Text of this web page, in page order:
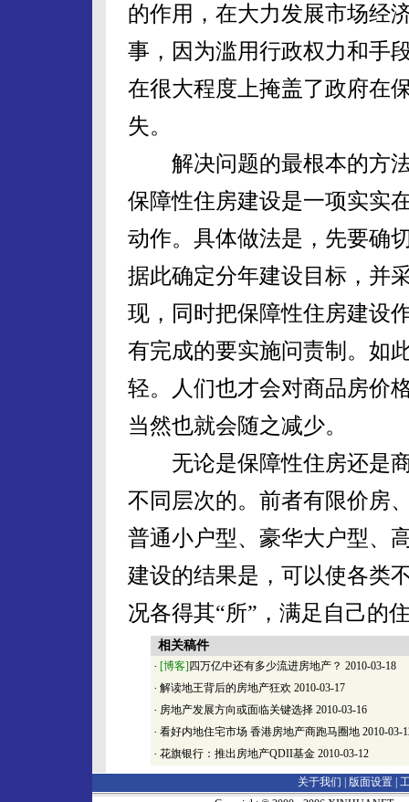
的作用，在大力发展市场经
事，因为滥用行政权力和手
在很大程度上掩盖了政府在
失。
解决问题的最根本的方法
保障性住房建设是一项实实
动作。具体做法是，先要确
据此确定分年建设目标，并
现，同时把保障性住房建设
有完成的要实施问责制。如
轻。人们也才会对商品房价
当然也就会随之减少。
无论是保障性住房还是商
不同层次的。前者有限价房
普通小户型、豪华大户型、
建设的结果是，可以使各类
况各得其“所”，满足自己的
相关稿件
· [博客] 四万亿中还有多少流进房地产？ 2010-03-18
· 解读地王背后的房地产狂欢 2010-03-17
· 房地产发展方向或面临关键选择 2010-03-16
· 看好内地住宅市场 香港房地产商跑马圈地 2010-03-
· 花旗银行：推出房地产QDII基金 2010-03-12
关于我们 | 版面设置